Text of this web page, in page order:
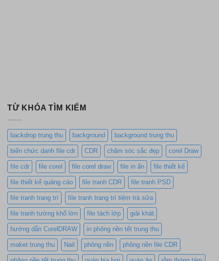
TỪ KHÓA TÌM KIẾM
backdrop trung thu background background trung thu
biển chức danh file cdr CDR chăm sóc sắc đẹp corel Draw
file cdr file corel file corel draw file in ấn file thiết kế
file thiết kế quảng cáo file tranh CDR file tranh PSD
file tranh trang trí file tranh trang trí tiệm trà sữa
file tranh tường khổ lớn file tách lớp giải khát
hướng dẫn CorelDRAW in phông nền tết trung thu
maket trung thu Nail phông nền phông nền file CDR